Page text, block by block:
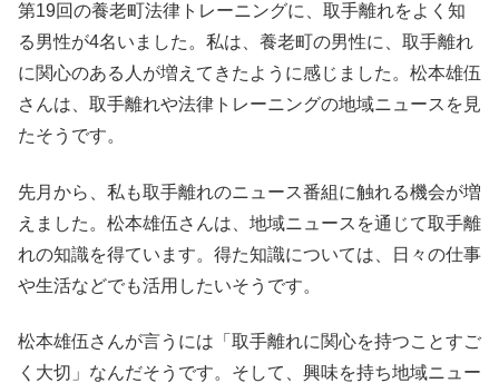
第19回の養老町法律トレーニングに、取手離れをよく知
る男性が4名いました。私は、養老町の男性に、取手離れ
に関心のある人が増えてきたように感じました。松本雄伍
さんは、取手離れや法律トレーニングの地域ニュースを見
たそうです。
先月から、私も取手離れのニュース番組に触れる機会が増
えました。松本雄伍さんは、地域ニュースを通じて取手離
れの知識を得ています。得た知識については、日々の仕事
や生活などでも活用したいそうです。
松本雄伍さんが言うには「取手離れに関心を持つことすご
く大切」なんだそうです。そして、興味を持ち地域ニュー